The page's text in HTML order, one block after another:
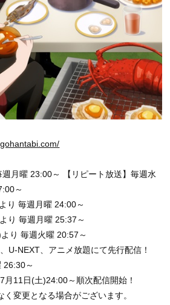
月曜 23:00～ 【リピート放送】毎週水
～
り 毎週月曜 24:00～
り 毎週月曜 25:37～
り 毎週火曜 20:57～
U-NEXT、アニメ放題にて先行配信！
26:30～
月11日(土)24:00～順次配信開始！
変更となる場合がございます。